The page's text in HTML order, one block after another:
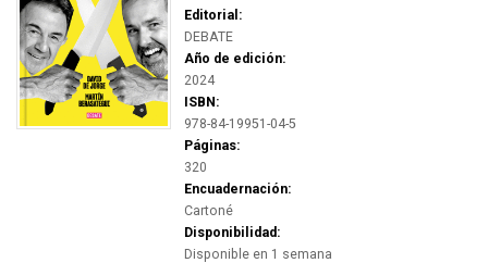
Editorial:
DEBATE
Año de edición:
2024
ISBN:
978-84-19951-04-5
Páginas:
320
Encuadernación:
Cartoné
Disponibilidad:
Disponible en 1 semana